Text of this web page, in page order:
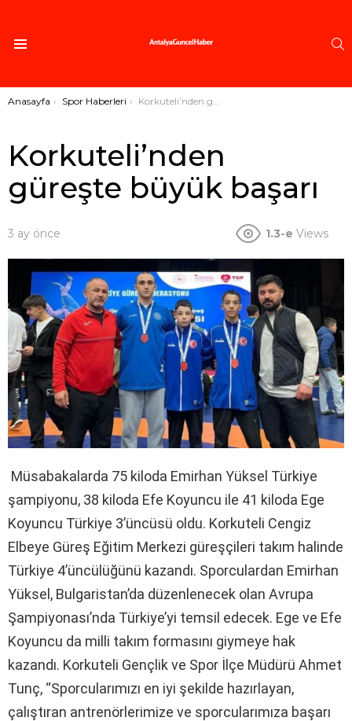
Buradasınız:
Anasayfa Spor Haberleri Korkuteli’nden güreşte büyük başarı
Korkuteli’nden
güreşte büyük başarı
3 ay önce 1.3-e Views
Müsabakalarda 75 kiloda Emirhan Yüksel Türkiye
şampiyonu, 38 kiloda Efe Koyuncu ile 41 kiloda Ege
Koyuncu Türkiye 3’üncüsü oldu. Korkuteli Cengiz
Elbeye Güreş Eğitim Merkezi güreşçileri takım halinde
Türkiye 4’üncülüğünü kazandı. Sporculardan Emirhan
Yüksel, Bulgaristan’da düzenlenecek olan Avrupa
Şampiyonası’nda Türkiye’yi temsil edecek. Ege ve Efe
Koyuncu da milli takım formasını giymeye hak
kazandı. Korkuteli Gençlik ve Spor İlçe Müdürü Ahmet
Tunç, “Sporcularımızı en iyi şekilde hazırlayan,
çalıştıran antrenörlerimize ve sporcularımıza başarı